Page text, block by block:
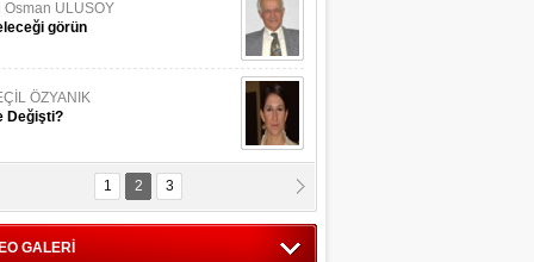
Osman ULUSOY
görün
ÖZYANIK
Değişti?
1 2 3
GALERİ